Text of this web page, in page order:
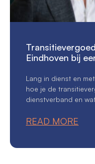
Eindhoven bij
Lang in dienst en
hoe je de
dienstverband en
READ MORE